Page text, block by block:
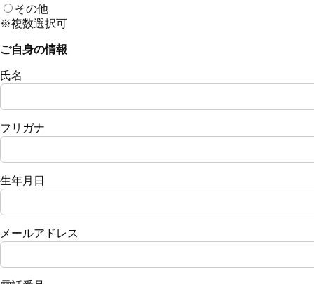
その他
※複数選択可
ご自身の情報
氏名
フリガナ
生年月日
メールアドレス